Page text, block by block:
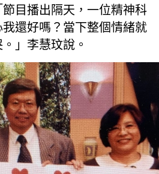
目播出隔天，一位精神科
還好嗎？當下整個情緒就
」李慧玟說。